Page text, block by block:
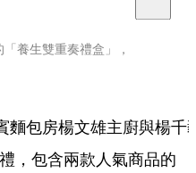
養生雙重奏禮盒」，
麵包房楊文雄主廚與楊千
，包含兩款人氣商品的